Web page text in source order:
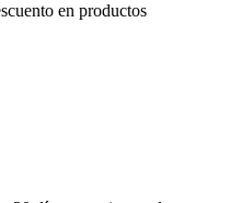
en productos